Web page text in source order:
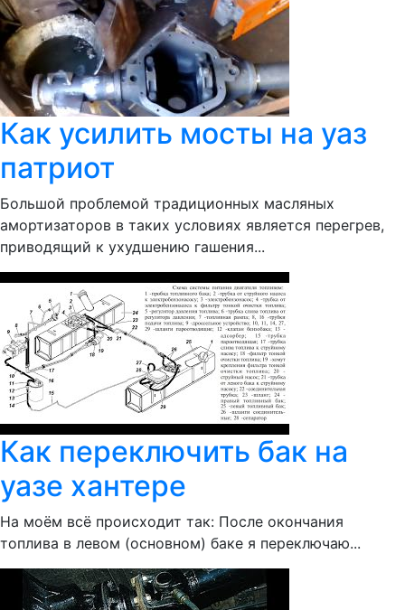
Как усилить мосты на уаз
патриот
Большой проблемой традиционных масляных
амортизаторов в таких условиях является перегрев,
приводящий к ухудшению гашения...
Как переключить бак на
уазе хантере
На моём всё происходит так: После окончания
топлива в левом (основном) баке я переключаю...